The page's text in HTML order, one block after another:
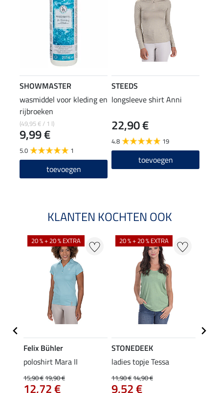
SHOWMASTER
wasmiddel voor kleding en
rijbroeken
(49,95 € / 1 l)
9,99 €
5.0 1
toevoegen
STEEDS
longsleeve shirt Anni
22,90 €
4.8 19
toevoegen
KLANTEN KOCHTEN OOK
20 % + 20 % EXTRA
Felix Bühler
poloshirt Mara II
15,90 €19,90 €
12,72 €
20 % + 20 % EXTRA
STONEDEEK
ladies topje Tessa
11,90 €14,90 €
9,52 €